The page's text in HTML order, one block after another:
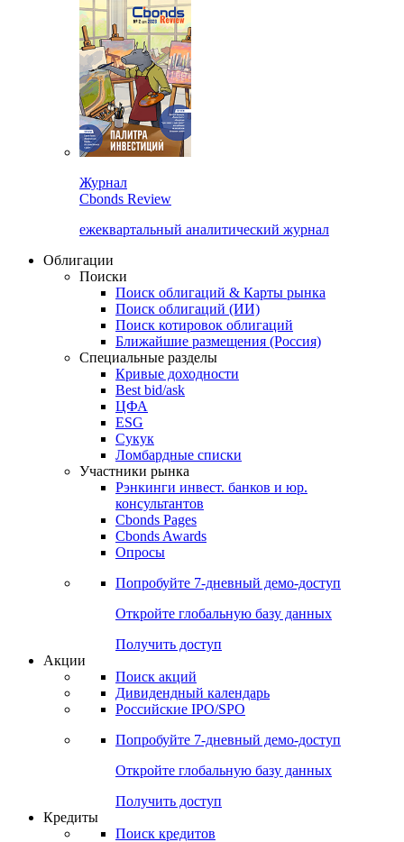
Журнал
Cbonds Review
ежеквартальный аналитический журнал
Облигации
Поиски
Поиск облигаций & Карты рынка
Поиск облигаций (ИИ)
Поиск котировок облигаций
Ближайшие размещения (Россия)
Специальные разделы
Кривые доходности
Best bid/ask
ЦФА
ESG
Сукук
Ломбардные списки
Участники рынка
Рэнкинги инвест. банков и юр.
консультантов
Cbonds Pages
Cbonds Awards
Опросы
Попробуйте 7-дневный демо-доступ
Откройте глобальную базу данных
Получить доступ
Акции
Поиск акций
Дивидендный календарь
Российские IPO/SPO
Попробуйте 7-дневный демо-доступ
Откройте глобальную базу данных
Получить доступ
Кредиты
Поиск кредитов